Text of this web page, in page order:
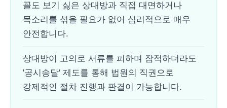
꼴도 보기 싫은 상대방과 직접 대면하거나
목소리를 섞을 필요가 없어 심리적으로 매우
안전합니다.
상대방이 고의로 서류를 피하며 잠적하더라도
'공시송달' 제도를 통해 법원의 직권으로
강제적인 절차 진행과 판결이 가능합니다.